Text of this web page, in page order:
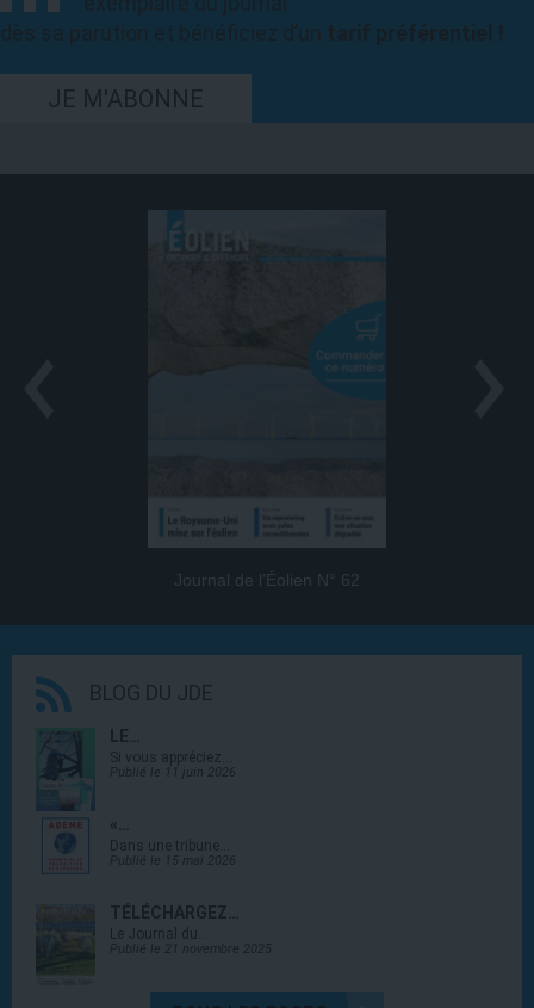
JE M'ABONNE
Journal de l’Éolien N° 62
BLOG DU JDE
LE…
Si vous appréciez…
Publié le 11 juin 2026
«…
Dans une tribune…
Publié le 15 mai 2026
TÉLÉCHARGEZ…
Le Journal du…
Publié le 21 novembre 2025